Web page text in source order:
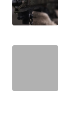
DEPOK
TAPANULI